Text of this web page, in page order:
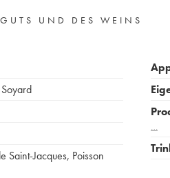
UND DES WEINS
Saint-Jacques, Poisson
…